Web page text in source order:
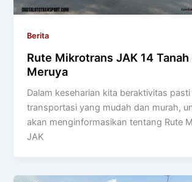
Berita
Rute Mikrotrans JAK 14 Tanah
Meruya
Dalam keseharian kita beraktivitas
transportasi yang mudah dan murah,
akan menginformasikan tentang Rute
JAK